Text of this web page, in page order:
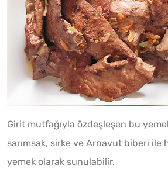
Girit mutfağıyla özdeşleşen bu
sarımsak, sirke ve Arnavut biberi ile
yemek olarak sunulabilir.